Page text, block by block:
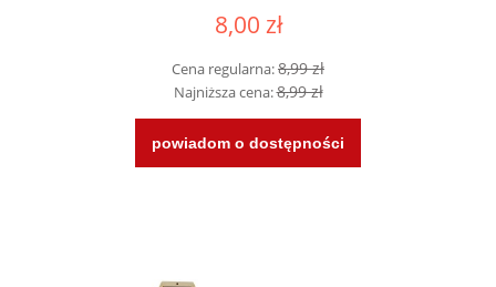
8,00 zł
Cena regularna:8,99 zł
Najniższa cena:8,99 zł
powiadom o dostępności